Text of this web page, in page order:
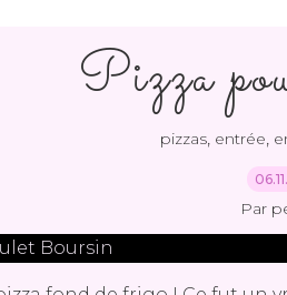
Pizza
pizzas, entrée,
Par